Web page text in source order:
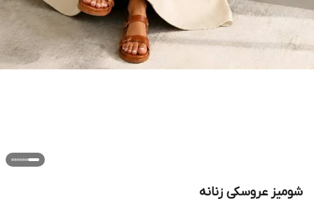
شومیز عروسکی زنانه